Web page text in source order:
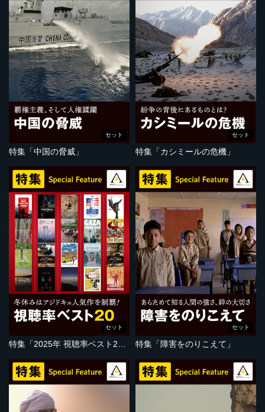
セット
特集「中国の脅威」
セット
特集「カシミールの危機」
セット セット
特集「障害をのりこえて」